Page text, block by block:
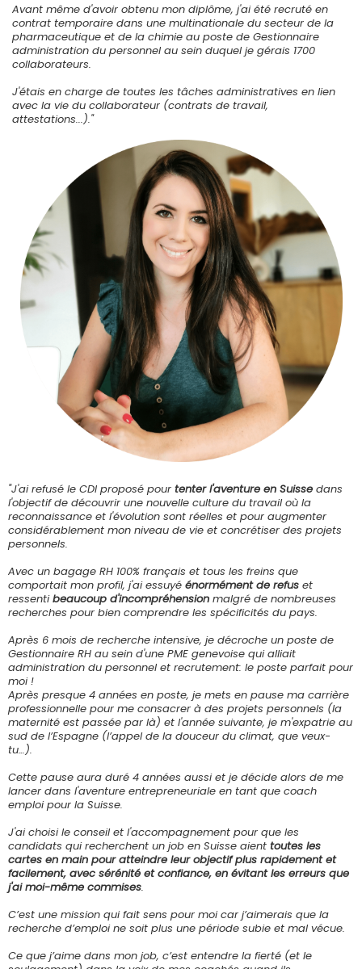
Avant même d'avoir obtenu mon diplôme, j'ai été recruté en
contrat temporaire dans une multinationale du secteur de la
pharmaceutique et de la chimie au poste de Gestionnaire
administration du personnel au sein duquel je gérais 1700
collaborateurs.
J'étais en charge de toutes les tâches administratives en lien
avec la vie du collaborateur (contrats de travail,
attestations...)."
"J'ai refusé le CDI proposé pour tenter l'aventure en Suisse dans
l'objectif de découvrir une nouvelle culture du travail où la
reconnaissance et l'évolution sont réelles et pour augmenter
considérablement mon niveau de vie et concrétiser des projets
personnels.
Avec un bagage RH 100% français et tous les freins que
comportait mon profil, j'ai essuyé énormément de refus et
ressentibeaucoup d'incompréhension malgré de nombreuses
recherches pour bien comprendre les spécificités du pays.
Après 6 mois de recherche intensive, je décroche un poste de
Gestionnaire RH au sein d'une PME genevoise qui alliait
administration du personnel et recrutement: le poste parfait pour
moi !
Après presque 4 années en poste, je mets en pause ma carrière
professionnelle pour me consacrer à des projets personnels (la
maternité est passée par là) et l'année suivante, je m'expatrie au
sud de l’Espagne (l’appel de la douceur du climat, que veux-
tu…).
Cette pause aura duré 4 années aussi et je décide alors de me
lancer dans l'aventure entrepreneuriale en tant que coach
emploi pour la Suisse.
J'ai choisi le conseil et l'accompagnement pour que les
candidats qui recherchent un job en Suisse aient toutes les
cartes en main pour atteindre leur objectif plus rapidement et
facilement, avec sérénité et confiance, en évitant les erreurs que
j'ai moi-même commises.
C’est une mission qui fait sens pour moi car j’aimerais que la
recherche d’emploi ne soit plus une période subie et mal vécue.
Ce que j’aime dans mon job, c’est entendre la fierté (et le